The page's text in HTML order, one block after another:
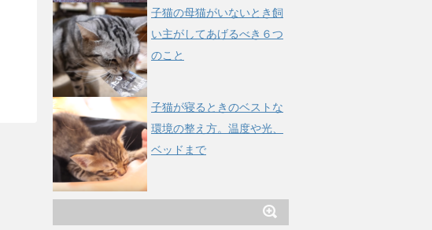
子猫の母猫がいないとき飼
い主がしてあげるべき６つ
のこと
子猫が寝るときのベストな
環境の整え方。温度や光、
ベッドまで